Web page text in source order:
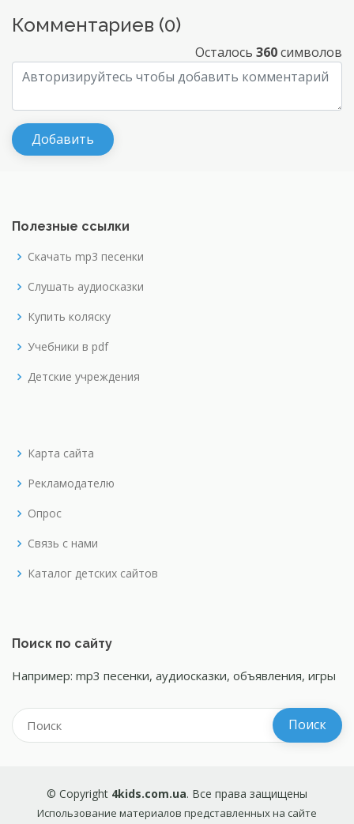
Комментариев (0)
Осталось 360символов
Полезные ссылки
Скачать mp3 песенки
Слушать аудиосказки
Купить коляску
Учебники в pdf
Детские учреждения
Карта сайта
Рекламодателю
Опрос
Связь с нами
Каталог детских сайтов
Поиск по сайту
Например: mp3 песенки, аудиосказки, объявления, игры
© Copyright 4kids.com.ua. Все права защищены
Использование материалов представленных на сайте